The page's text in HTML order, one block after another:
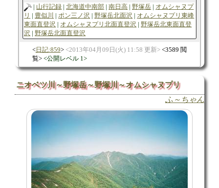
山行記録
北海道中南部 南日高 野塚岳
オムシャヌプ
リ
豊似川 ポン三ノ沢 野塚岳北面沢
オムシャヌプリ東峰
東面直登沢
オムシャヌプリ北面直登沢
野塚岳北東面直登
沢
野塚岳北面直登沢
日記:859 2013年04月09日(火) 11:58 更新
3589 閲
覧
公開レベル 1
ニオベツ川～野塚岳～野塚川～オムシャヌプリ
ふ～ちゃん